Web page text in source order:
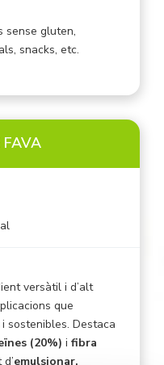
sense gluten,
snacks, etc.
FAVA
versàtil i d’alt
que
sostenibles. Destaca
(20%) i fibra
emulsionar,